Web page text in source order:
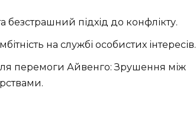
безстрашний підхід до конфлікту.
на службі особистих інтересів.
перемоги Айвенго: Зрушення між